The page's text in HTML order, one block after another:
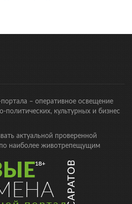
портала – оперативное освещение
политических, культурных и бизнес
актуальной проверенной
наиболее животрепещущим